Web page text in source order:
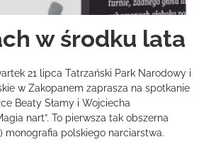
w środku lata
21 lipca Tatrzański Park Narodowy i
w Zakopanem zaprasza na spotkanie
Beaty Słamy i Wojciecha
nart”. To pierwsza tak obszerna
monografia polskiego narciarstwa.